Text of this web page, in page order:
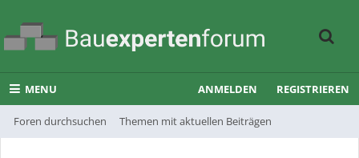
MENU
Foren durchsuchen Themen mit aktuellen Beiträgen
ANMELDEN REGISTRIEREN